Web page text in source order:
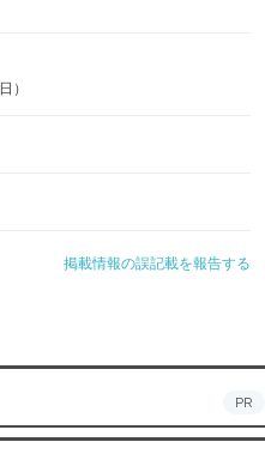
）
掲載情報の誤記載を報告する
PR